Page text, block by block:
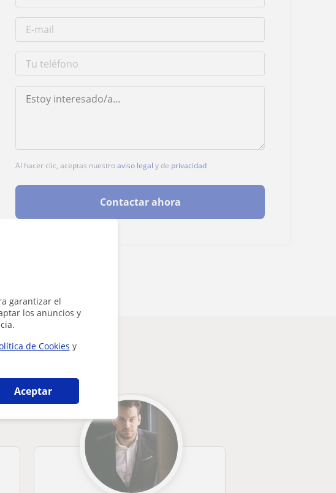
garantizar el
los anuncios y
de Cookies y
Aceptar
Al hacer clic, aceptas nuestroaviso legal y de privacidad
Contactar ahora